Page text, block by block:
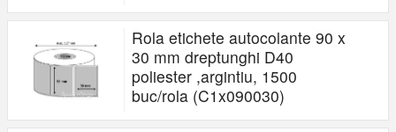
Rola etichete autocolante 90 x
30 mm dreptunghi D40
poliester ,argintiu, 1500
buc/rola (C1x090030)